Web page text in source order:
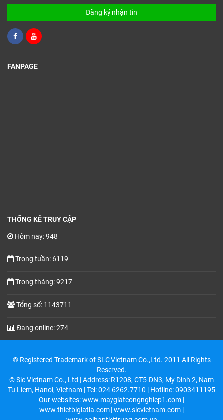
Đăng ký nhận tin
FANPAGE
THỐNG KÊ TRUY CẬP
Hôm nay: 948
Trong tuần: 6119
Trong tháng: 9217
Tổng số: 1143711
Đang online: 274
® Registered Trademark of SLC Vietnam Co.,Ltd. 2011 All Rights
Reserved.
© Slc Vietnam Co., Ltd | Address: R1208, CT5-DN3, My Dinh 2, Nam
Tu Liem, Hanoi, Vietnam | Tel: 024.6262.7710 | Hotline: 0903411195
Our websites: www.maygiatcongnghiep1.com |
www.thietbigiatla.com | www.slcvietnam.com |